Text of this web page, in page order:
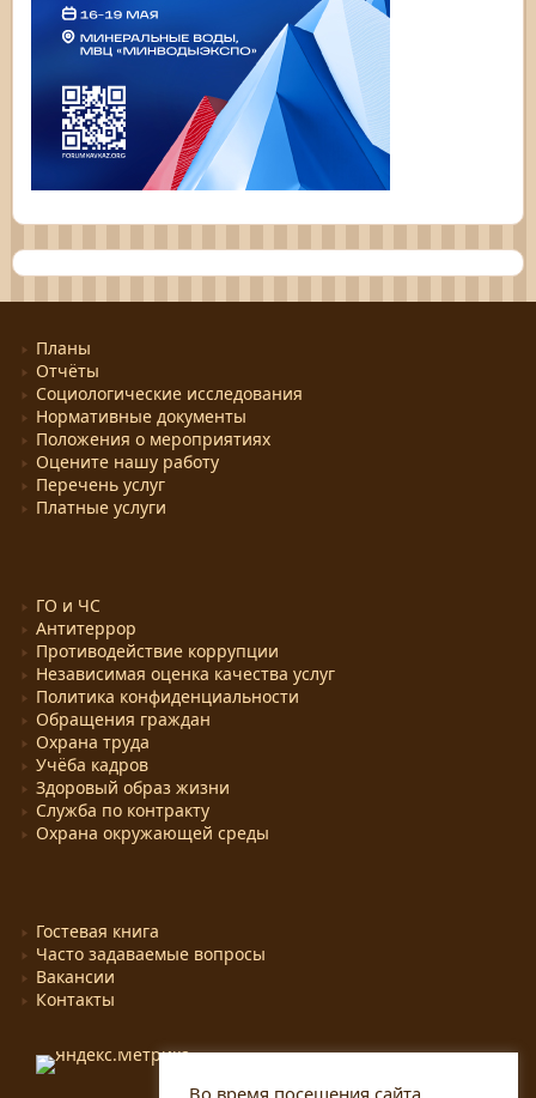
Во время посещения сайта
Планы
Отчёты
Социологические исследования
Нормативные документы
Положения о мероприятиях
Оцените нашу работу
Перечень услуг
Платные услуги
ГО и ЧС
Антитеррор
Противодействие коррупции
Независимая оценка качества услуг
Политика конфиденциальности
Обращения граждан
Охрана труда
Учёба кадров
Здоровый образ жизни
Служба по контракту
Охрана окружающей среды
Гостевая книга
Часто задаваемые вопросы
Вакансии
Контакты